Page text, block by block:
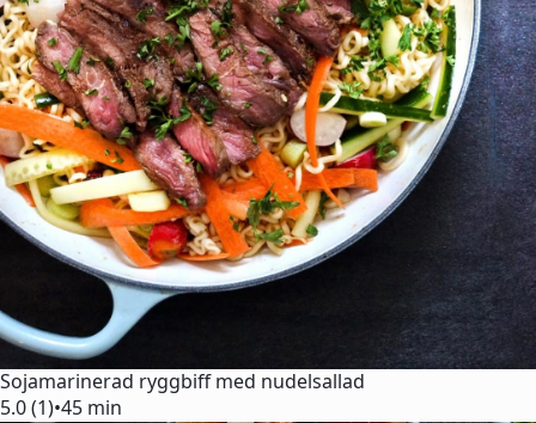
Sojamarinerad ryggbiff med nudelsallad
5.0 (1)•45 min